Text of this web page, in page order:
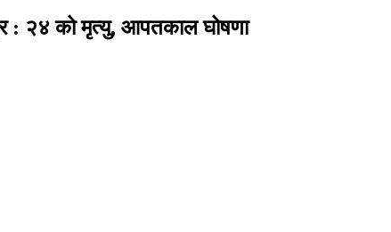
: २४ को मृत्यु, आपतकाल घोषणा